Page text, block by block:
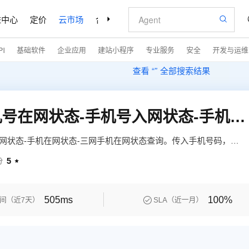
心 定价 云市场 合作伙伴 支持与服务 了解阿里云
查看 “” 全部搜索结果
基础软件 企业应用 建站小程序 专业服务 安全 开发与运维
运营商手机在网状态-手机号在网状态-手机号入网状态-手机在网状态-三网手机在网状态查询
态-手机在网状态-三网手机在网状态查询。传入手机号码，查
5 
（近7天） 505ms  SLA（近一月） 100%